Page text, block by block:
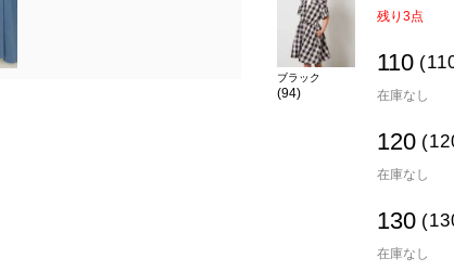
ブラック
(94)
残り3点
110
在庫なし
120
在庫なし
130
在庫なし